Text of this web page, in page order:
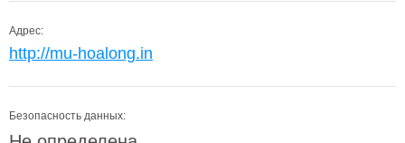
Адрес:
http://mu-hoalong.in
Безопасность данных: